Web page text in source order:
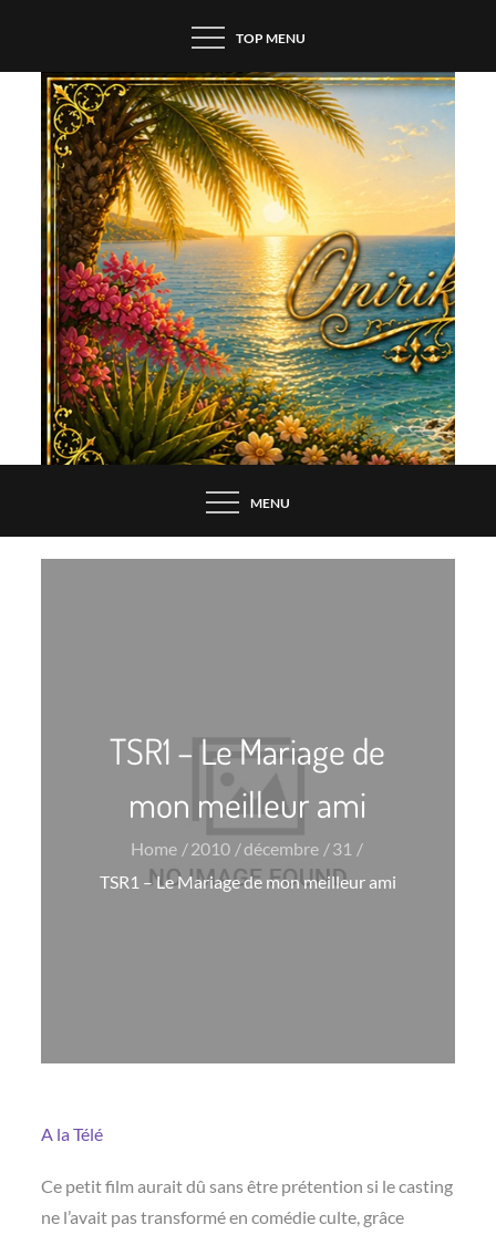
content
TOP MENU
MENU
TSR1 – Le Mariage de
mon meilleur ami
Home 2010 décembre
31
TSR1 – Le Mariage de mon meilleur ami
A la Télé
Ce petit film aurait dû sans être prétention si le casting
ne l’avait pas transformé en comédie culte, grâce